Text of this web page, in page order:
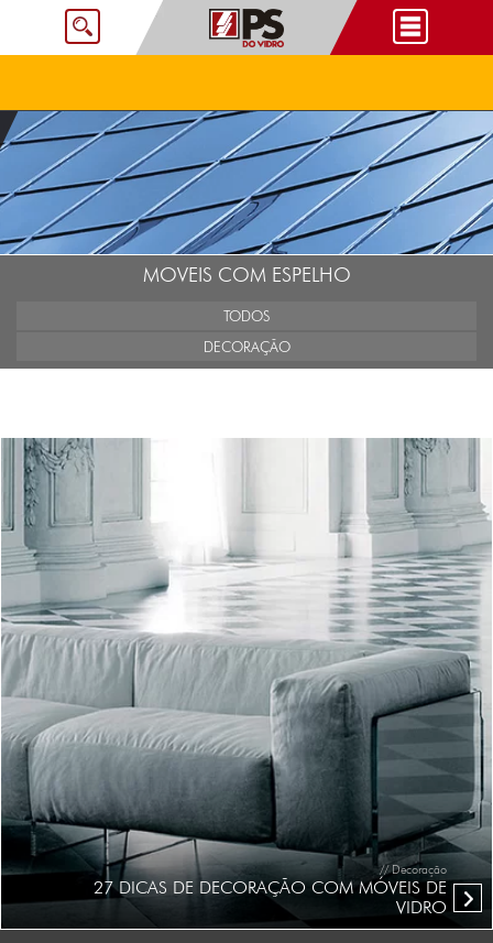
MOVEIS COM ESPELHO
TODOS
DECORAÇÃO
// Decoração
27 DICAS DE DECORAÇÃO COM MÓVEIS DE
VIDRO